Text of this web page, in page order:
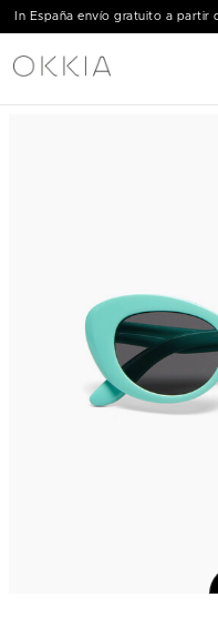
In España envío gratuito a partir